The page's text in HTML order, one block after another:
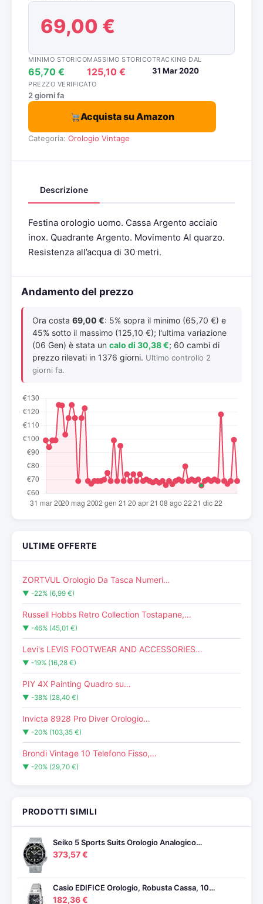
69,00 €
MINIMO STORICO
65,70 €
MASSIMO STORICO
125,10 €
TRACKING DAL
31 Mar 2020
PREZZO VERIFICATO
2 giorni fa
Acquista su Amazon
Categoria: Orologio Vintage
Descrizione
Festina orologio uomo. Cassa Argento acciaio
inox. Quadrante Argento. Movimento Al quarzo.
Resistenza all’acqua di 30 metri.
Andamento del prezzo
Ora costa 69,00 €: 5% sopra il minimo (65,70 €) e
45% sotto il massimo (125,10 €); l'ultima variazione
(06 Gen) è stata un calo di 30,38 €; 60 cambi di
prezzo rilevati in 1376 giorni. Ultimo controllo 2
giorni fa.
ULTIME OFFERTE
ZORTVUL Orologio Da Tasca Numeri…
▼ -22% (6,99 €)
Russell Hobbs Retro Collection Tostapane,…
▼ -46% (45,01 €)
Levi's LEVIS FOOTWEAR AND ACCESSORIES…
▼ -19% (16,28 €)
PIY 4X Painting Quadro su…
▼ -38% (28,40 €)
Invicta 8928 Pro Diver Orologio…
▼ -20% (103,35 €)
Brondi Vintage 10 Telefono Fisso,…
▼ -20% (29,70 €)
PRODOTTI SIMILI
Seiko 5 Sports Suits Orologio Analogico…
373,57 €
Casio EDIFICE Orologio, Robusta Cassa, 10…
182,36 €